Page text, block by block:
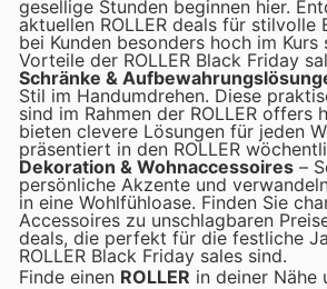
gesellige Stunden beginnen hier.
aktuellen ROLLER deals für stilvolle
bei Kunden besonders hoch im Kurs
Vorteile der ROLLER Black Friday
Schränke &
Stil im Handumdrehen. Diese
sind im Rahmen der ROLLER offers
bieten clevere Lösungen für jeden
präsentiert in den ROLLER
Dekoration & Wohnaccessoires –
persönliche Akzente und
in eine Wohlfühloase. Finden Sie
Accessoires zu unschlagbaren
deals, die perfekt für die festliche
ROLLER Black Friday sales sind.
Finde einen ROLLER in deiner Nähe